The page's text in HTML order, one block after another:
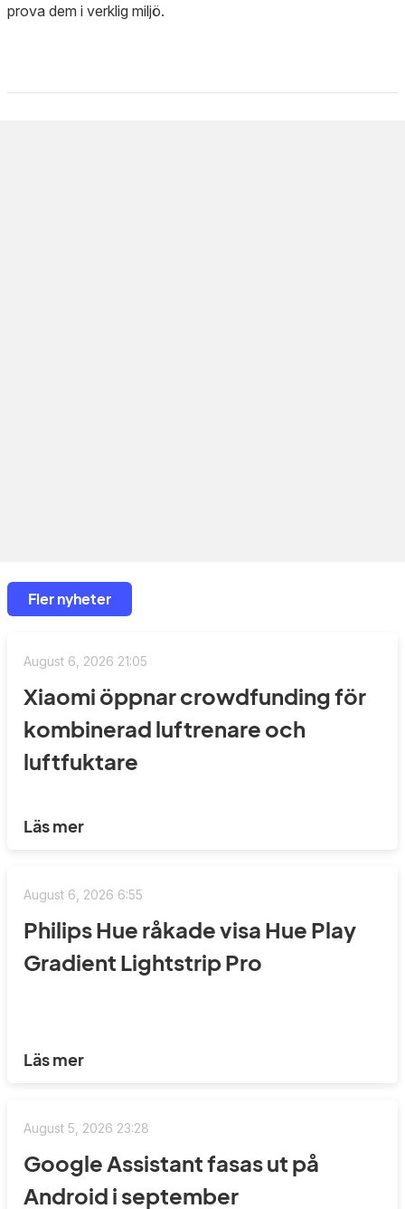
prova dem i verklig miljö.
Fler nyheter
August 6, 2026 21:05
Xiaomi öppnar crowdfunding för
kombinerad luftrenare och
luftfuktare
Läs mer
August 6, 2026 6:55
Philips Hue råkade visa Hue Play
Gradient Lightstrip Pro
Läs mer
August 5, 2026 23:28
Google Assistant fasas ut på
Android i september